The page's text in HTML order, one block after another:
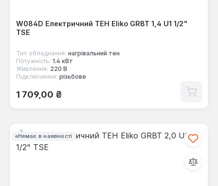
W084D Електричний ТЕН Eliko GRBT 1,4 U1 1/2"
TSE
Тип обладнання: нагрівальний тен
Потужність: 1.4 кВт
Живлення: 220 В
Підключення: різьбове
Звичайна ціна:
1 709,00 ₴
Немає в наявності